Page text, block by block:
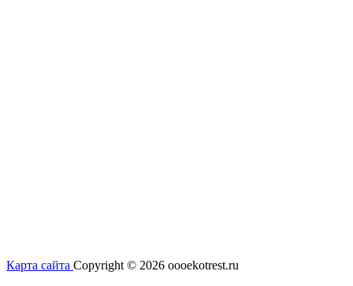
Карта сайта Copyright © 2026 oooekotrest.ru